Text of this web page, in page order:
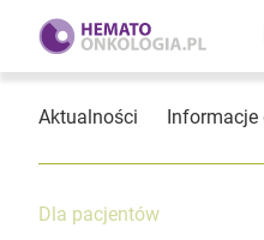
Aktualności Informacje
Dla pacjentów